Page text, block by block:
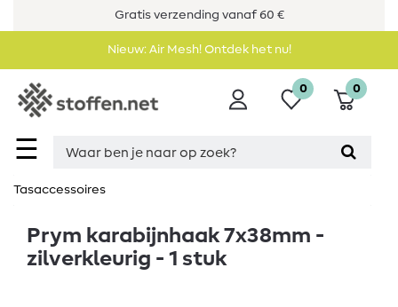
Gratis verzending vanaf 60 €
Nieuw: Air Mesh! Ontdek het nu!
☰
0 0
Tasaccessoires
Prym karabijnhaak 7x38mm -
zilverkleurig - 1 stuk